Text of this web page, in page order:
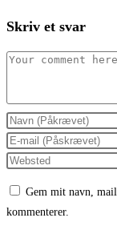
Skriv et svar
Comment
Enter
your
name
Enter
your
Enter
Gem mit navn,
kommenterer.